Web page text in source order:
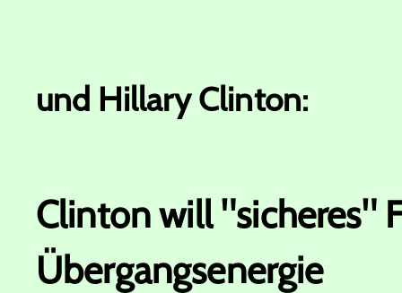
und Hillary Clinton:
Clinton will "sicheres"
Übergangsenergie